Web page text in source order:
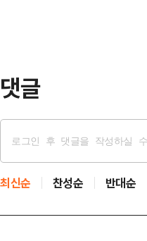
댓글
최신순 찬성순 반대순